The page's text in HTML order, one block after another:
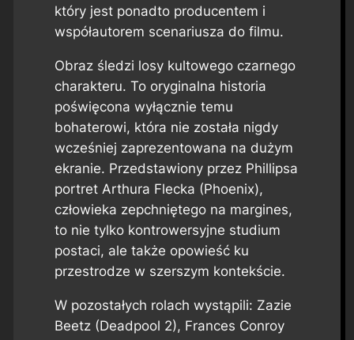
który jest ponadto producentem i
współautorem scenariusza do filmu.
Obraz śledzi losy kultowego czarnego
charakteru. To oryginalna historia
poświęcona wyłącznie temu
bohaterowi, która nie została nigdy
wcześniej zaprezentowana na dużym
ekranie. Przedstawiony przez Phillipsa
portret Arthura Flecka (Phoenix),
człowieka zepchniętego na margines,
to nie tylko kontrowersyjne studium
postaci, ale także opowieść ku
przestrodze w szerszym kontekście.
W pozostałych rolach wystąpili: Zazie
Beetz (Deadpool 2), Frances Conroy